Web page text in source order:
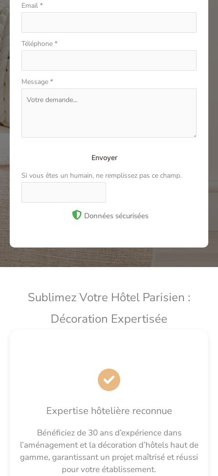
Email *
Téléphone *
Message *
Envoyer
Si vous êtes un humain, ne remplissez pas ce champ.
Données sécurisées
Sublimez Votre Hôtel Parisien :
Décoration Expertisée
Expertise hôtelière reconnue
Bénéficiez de 30 ans d’expérience dans
l’aménagement et la décoration d’hôtels haut de
gamme, garantissant un projet maîtrisé et réussi
pour votre établissement.